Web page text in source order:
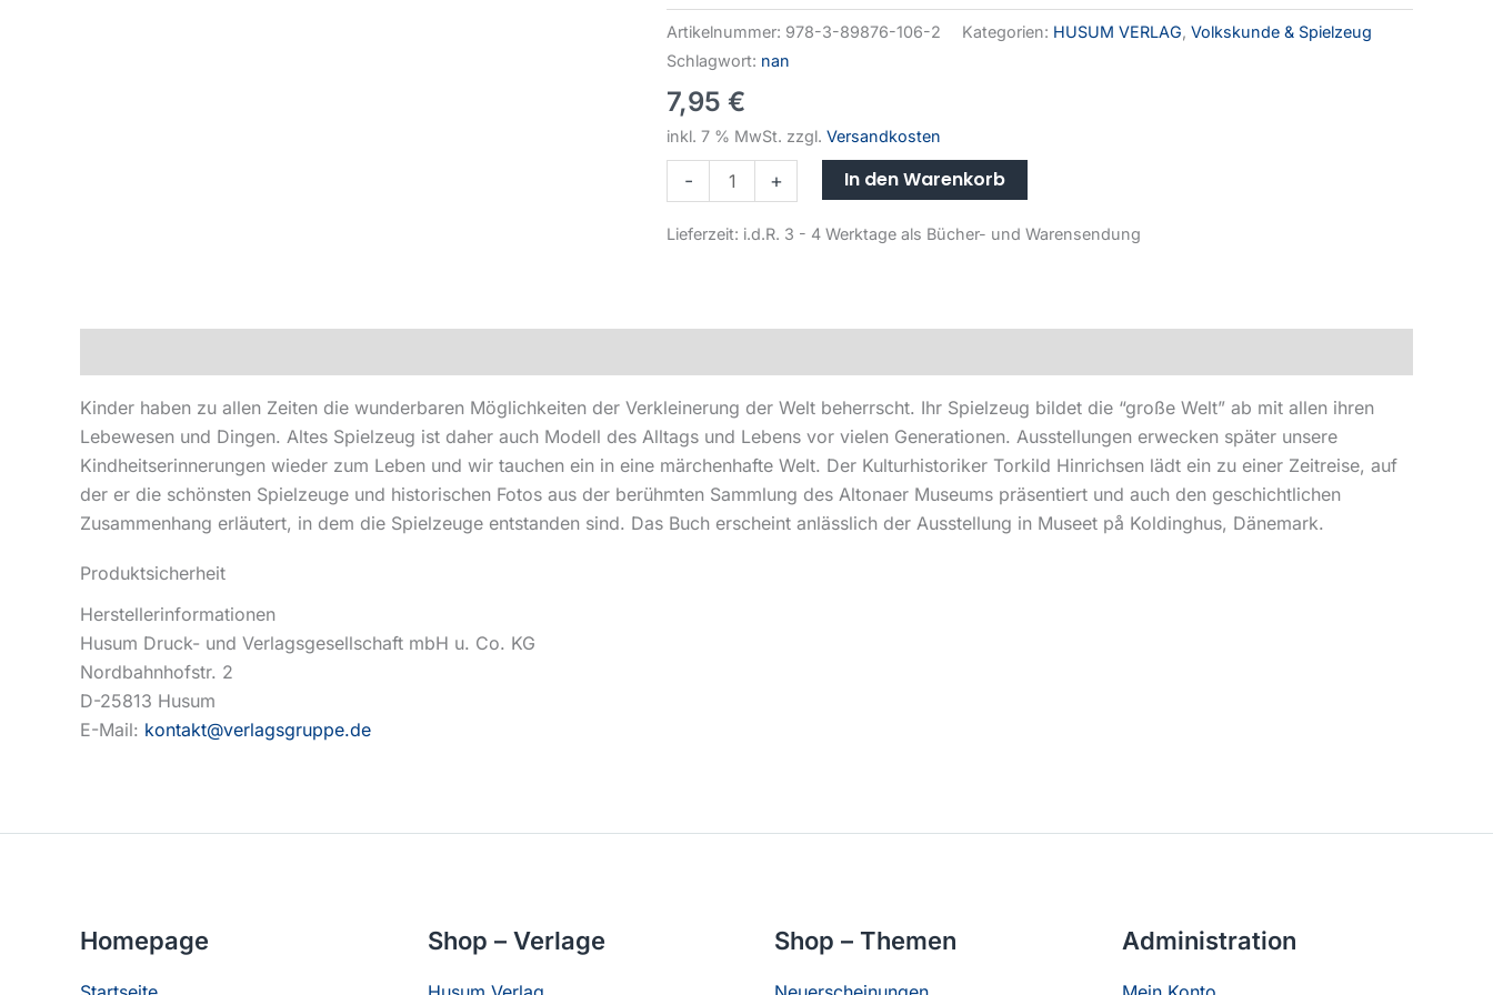
Artikelnummer: 978-3-89876-106-2 Kategorien: HUSUM VERLAG, Volkskunde & Spielzeug
Schlagwort: nan
7,95 €
inkl. 7 % MwSt. zzgl. Versandkosten
- + In den Warenkorb
Lieferzeit: i.d.R. 3 - 4 Werktage als Bücher- und Warensendung
Kinder haben zu allen Zeiten die wunderbaren Möglichkeiten der Verkleinerung der Welt beherrscht. Ihr Spielzeug bildet die “große Welt” ab mit allen ihren
Lebewesen und Dingen. Altes Spielzeug ist daher auch Modell des Alltags und Lebens vor vielen Generationen. Ausstellungen erwecken später unsere
Kindheitserinnerungen wieder zum Leben und wir tauchen ein in eine märchenhafte Welt. Der Kulturhistoriker Torkild Hinrichsen lädt ein zu einer Zeitreise, auf
der er die schönsten Spielzeuge und historischen Fotos aus der berühmten Sammlung des Altonaer Museums präsentiert und auch den geschichtlichen
Zusammenhang erläutert, in dem die Spielzeuge entstanden sind. Das Buch erscheint anlässlich der Ausstellung in Museet på Koldinghus, Dänemark.
Produktsicherheit
Herstellerinformationen
Husum Druck- und Verlagsgesellschaft mbH u. Co. KG
Nordbahnhofstr. 2
D-25813 Husum
E-Mail: kontakt@verlagsgruppe.de
Homepage Shop – Verlage Shop – Themen Administration